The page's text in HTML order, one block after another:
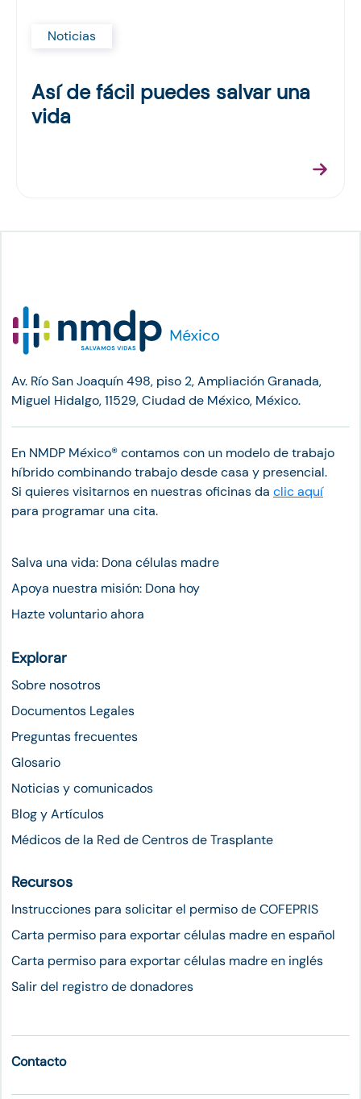
Noticias
Así de fácil puedes salvar una
vida
Av. Río San Joaquín 498, piso 2, Ampliación Granada,
Miguel Hidalgo, 11529, Ciudad de México, México.
En NMDP México®︎ contamos con un modelo de trabajo
híbrido combinando trabajo desde casa y presencial.
Si quieres visitarnos en nuestras oficinas da clic aquí
para programar una cita.
Salva una vida: Dona células madre
Apoya nuestra misión: Dona hoy
Hazte voluntario ahora
Explorar
Sobre nosotros
Documentos Legales
Preguntas frecuentes
Glosario
Noticias y comunicados
Blog y Artículos
Médicos de la Red de Centros de Trasplante
Recursos
Instrucciones para solicitar el permiso de COFEPRIS
Carta permiso para exportar células madre en español
Carta permiso para exportar células madre en inglés
Salir del registro de donadores
Contacto